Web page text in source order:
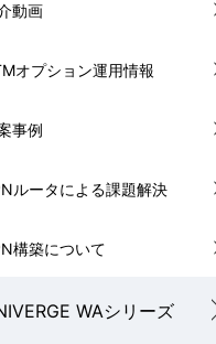
動画
オプション運用情報
事例
ルータによる課題解決
構築について
WAシリーズ